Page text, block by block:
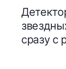
сразу с